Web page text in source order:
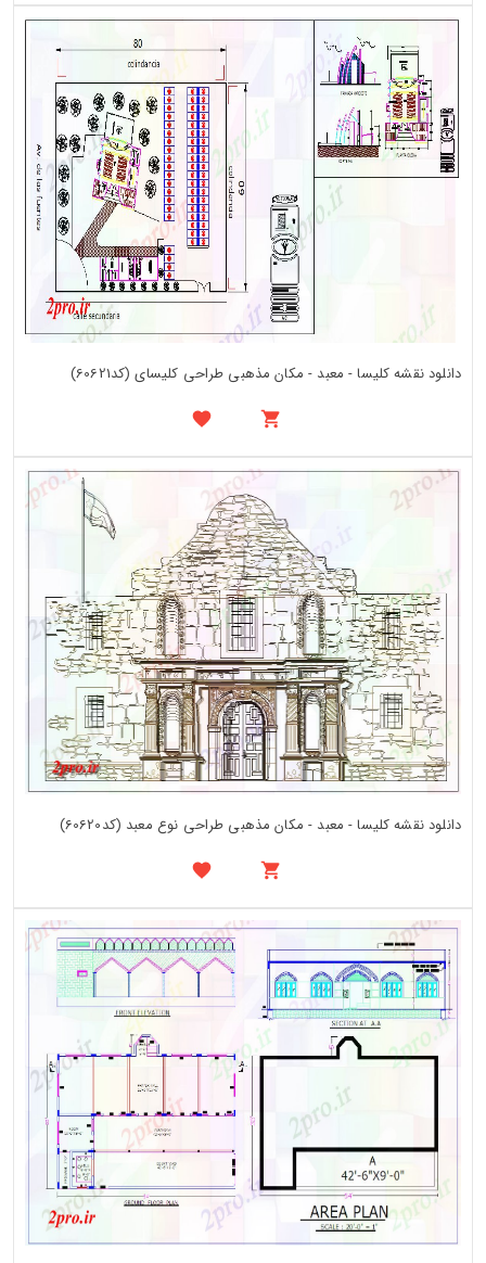
دانلود نقشه کلیسا - معبد - مکان مذهبی طراحی کلیسای (کد60621)
دانلود نقشه کلیسا - معبد - مکان مذهبی طراحی نوع معبد (کد60620)